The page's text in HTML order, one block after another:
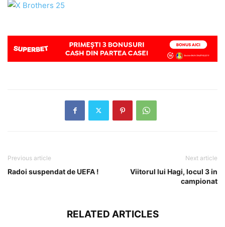
Previous article
Radoi suspendat de UEFA !
Next article
Viitorul lui Hagi, locul 3 in
campionat
RELATED ARTICLES